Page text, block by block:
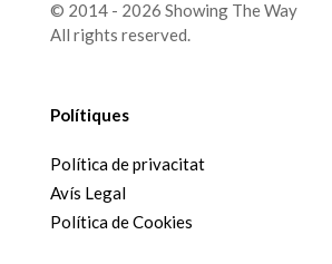
© 2014 - 2026 Showing The Way
All rights reserved.
Polítiques
Política de privacitat
Avís Legal
Política de Cookies